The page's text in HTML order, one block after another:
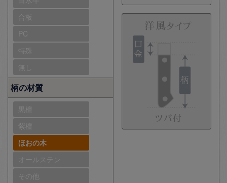
合板
PC
特殊
無し
柄の材質
黒檀
紫檀
ほおの木
オールステン
その他